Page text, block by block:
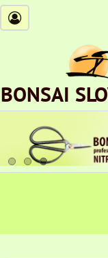
BONSAI